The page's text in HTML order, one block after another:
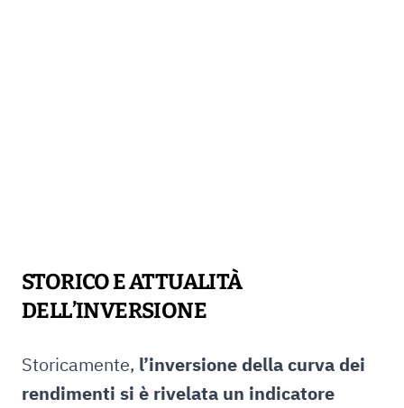
STORICO E ATTUALITÀ
DELL’INVERSIONE
Storicamente, l’inversione della curva dei
rendimenti si è rivelata un indicatore